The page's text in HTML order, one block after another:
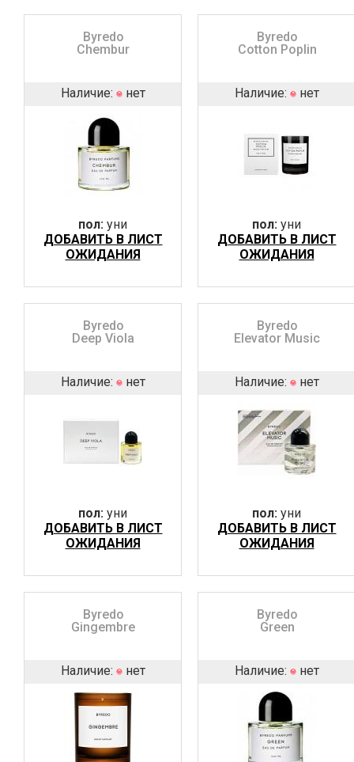
Byredo
Chembur
Наличие: нет
пол: уни
ДОБАВИТЬ В ЛИСТ
ОЖИДАНИЯ
Byredo
Cotton Poplin
Наличие: нет
пол: уни
ДОБАВИТЬ В ЛИСТ
ОЖИДАНИЯ
Byredo
Deep Viola
Наличие: нет
пол: уни
ДОБАВИТЬ В ЛИСТ
ОЖИДАНИЯ
Byredo
Elevator Music
Наличие: нет
пол: уни
ДОБАВИТЬ В ЛИСТ
ОЖИДАНИЯ
Byredo
Gingembre
Наличие: нет
Byredo
Green
Наличие: нет